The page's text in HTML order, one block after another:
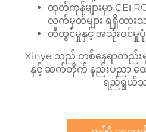
ထုတ်ကုန်များမှာ CE၊
လက်မှတ်များ ရရှိထား
တီထွင်မှုနှင့် အသုံးဝင်မှုပုံ
Xinye သည် တစ်နေရာတည်းမှ
နှင့် ဆက်တိုက် နည်းပညာ ထေ
ရည်ရွယ်